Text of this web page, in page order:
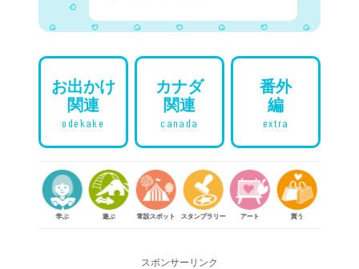
お出かけ
関連
odekake
カナダ
関連
canada
番外
編
extra
遊ぶ 常設スポット スタンプラリー アート 買う 体験する
スポンサーリンク